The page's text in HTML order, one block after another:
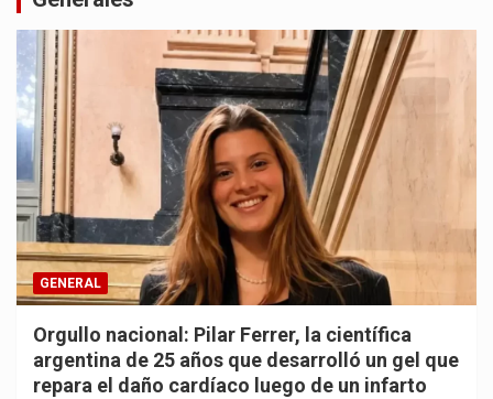
GENERAL
Orgullo nacional: Pilar Ferrer, la científica
argentina de 25 años que desarrolló un gel que
repara el daño cardíaco luego de un infarto